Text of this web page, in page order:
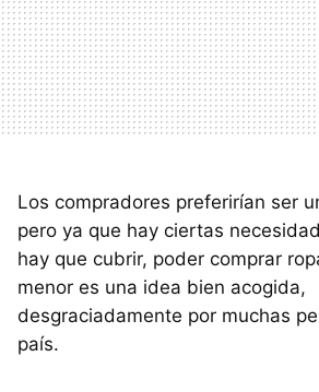
Los compradores preferirían ser
pero ya que hay ciertas
hay que cubrir, poder comprar
menor es una idea bien acogida,
desgraciadamente por muchas
país.